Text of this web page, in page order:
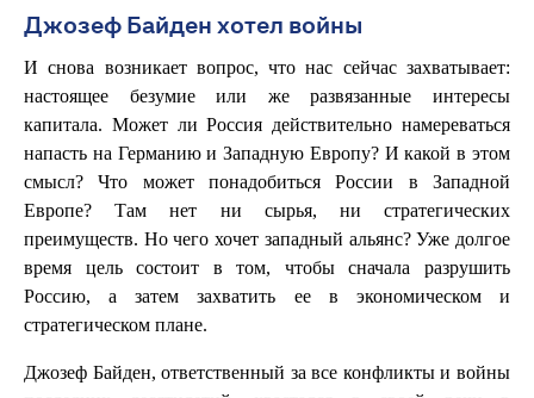
Джозеф Байден хотел войны
И снова возникает вопрос, что нас сейчас захватывает:
настоящее безумие или же развязанные интересы
капитала. Может ли Россия действительно намереваться
напасть на Германию и Западную Европу? И какой в этом
смысл? Что может понадобиться России в Западной
Европе? Там нет ни сырья, ни стратегических
преимуществ. Но чего хочет западный альянс? Уже долгое
время цель состоит в том, чтобы сначала разрушить
Россию, а затем захватить ее в экономическом и
стратегическом плане.
Джозеф Байден, ответственный за все конфликты и войны